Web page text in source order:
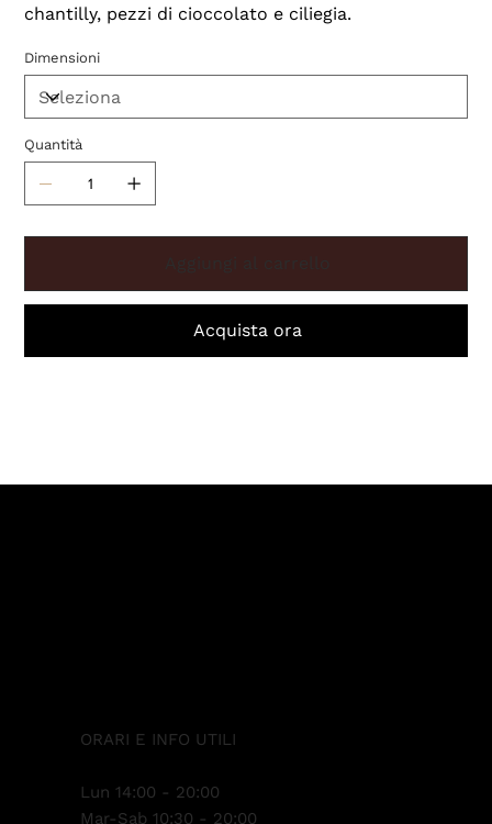
chantilly, pezzi di cioccolato e ciliegia.
Dimensioni
Quantità
Acquista ora
ORARI E INFO UTILI
Lun 14:00 - 20:00
Mar-Sab 10:30 - 20:00